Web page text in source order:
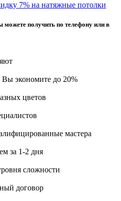
7% на натяжные потолки
получить по телефону или в
экономите до 20%
цветов
мастера
за 1-2 дня
сложности
договор